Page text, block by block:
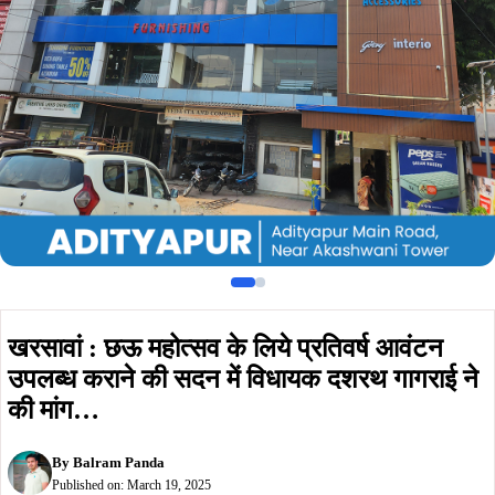
उपलब्ध कराने की सदन में विधायक दशरथ गागराई ने
की मांग…
ByBalram Panda
Published on: March 19, 2025